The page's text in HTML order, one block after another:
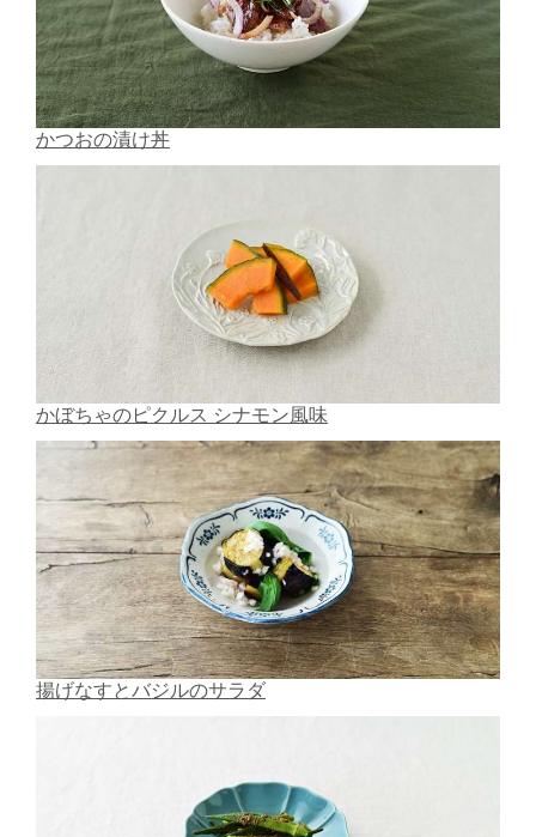
かつおの漬け丼
かぼちゃのピクルス シナモン風味
揚げなすとバジルのサラダ